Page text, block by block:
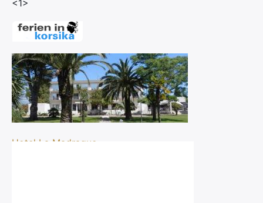
<1>
Hotel La Madrague